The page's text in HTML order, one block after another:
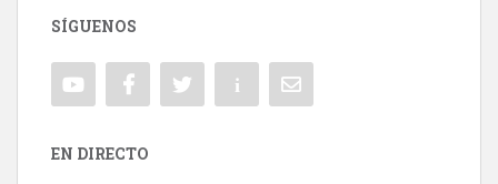
SÍGUENOS
EN DIRECTO